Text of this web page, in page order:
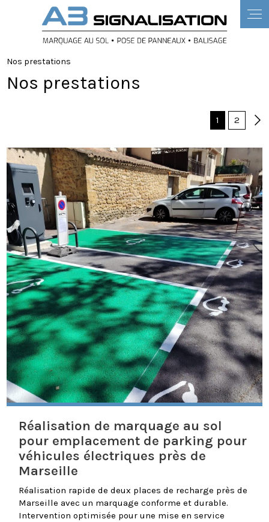
Nos prestations
Nos prestations
1 2
Réalisation de marquage au sol
pour emplacement de parking pour
véhicules électriques près de
Marseille
Réalisation rapide de deux places de recharge près de
Marseille avec un marquage conforme et durable.
Intervention optimisée pour une mise en service
Panneau de gestion des cookies